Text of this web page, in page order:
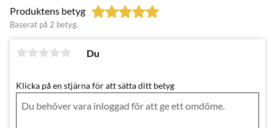
Produktens betyg
Baserat på 2 betyg.
Du
Klicka på en stjärna för att sätta ditt betyg